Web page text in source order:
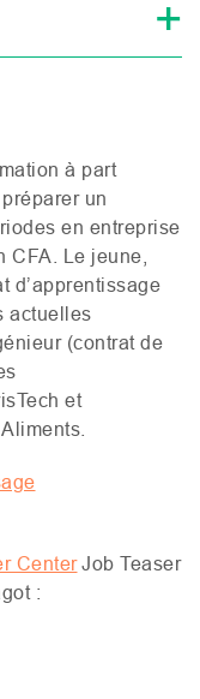
à part
un
en entreprise
CFA . Le jeune,
d’apprentissage
actuelles
(contrat de
et
CenterJob Teaser
: